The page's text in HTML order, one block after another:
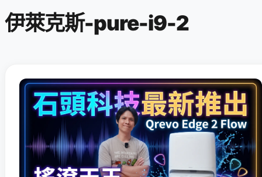
伊萊克斯-pure-i9-2